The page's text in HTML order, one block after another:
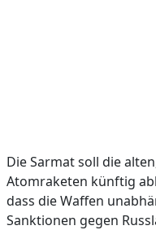
Die Sarmat soll die
Atomraketen künftig
dass die Waffen
Sanktionen gegen